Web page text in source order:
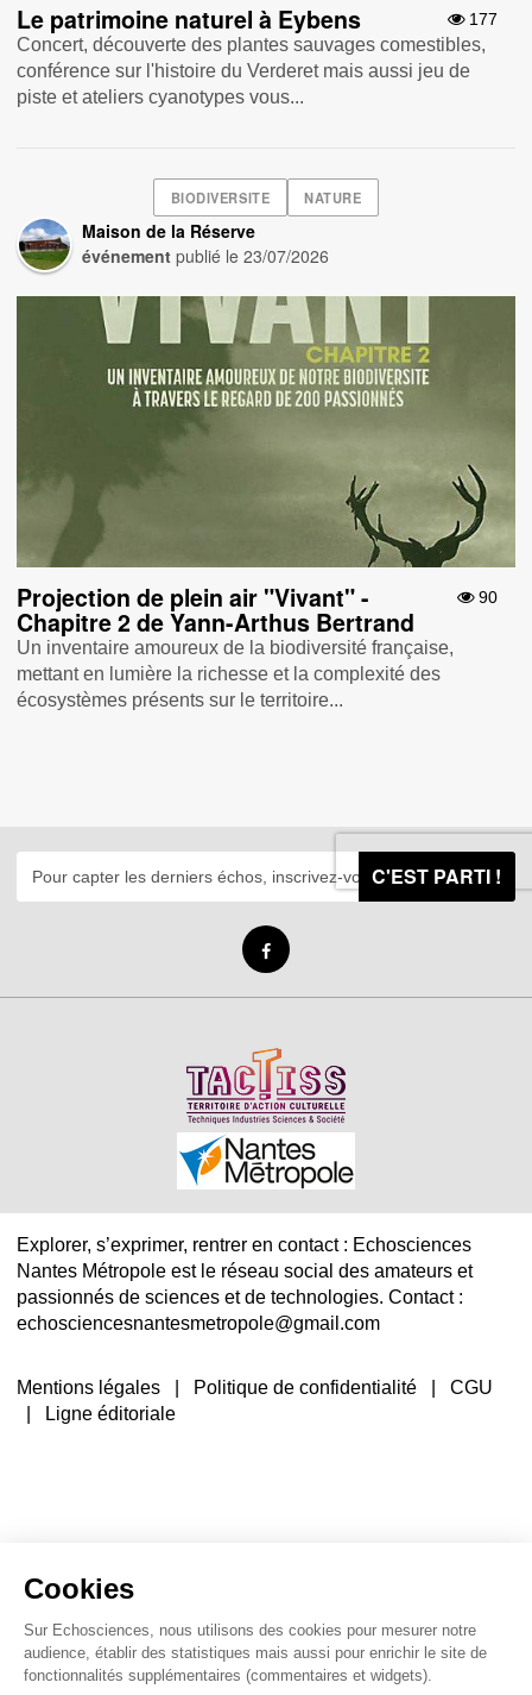
Cookies
Sur Echosciences, nous utilisons des cookies pour mesurer notre
audience, établir des statistiques mais aussi pour enrichir le site de
fonctionnalités supplémentaires (commentaires et widgets).
177
Le patrimoine naturel à Eybens
Concert, découverte des plantes sauvages comestibles,
conférence sur l'histoire du Verderet mais aussi jeu de
piste et ateliers cyanotypes vous...
BIODIVERSITE NATURE
Maison de la Réserve
événement publié le23/07/2026
90
Projection de plein air "Vivant" -
Chapitre 2 de Yann-Arthus Bertrand
Un inventaire amoureux de la biodiversité française,
mettant en lumière la richesse et la complexité des
écosystèmes présents sur le territoire...
C'EST PARTI !
Explorer, s’exprimer, rentrer en contact : Echosciences
Nantes Métropole est le réseau social des amateurs et
passionnés de sciences et de technologies. Contact :
echosciencesnantesmetropole@gmail.com
Mentions légales Politique de confidentialité |CGU
Ligne éditoriale